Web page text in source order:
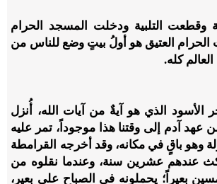
وقطعت التلبية ودخلت المسجد الحرام
الحرام العتيق هو أولُ بيتٍ وضع للناس من
كله.
الذي هو آيةٌ من آيات الله، أُنزل
عهد آدم إلى وقتنا هذا موجوداً، تمر عليه
وهو باقٍ في مكانه، وقد أخرجه القرامطة
عندهم عشرين سنة، وعندما نقلوه من
بعيراً؛ يحملونه في الصباح على بعير،